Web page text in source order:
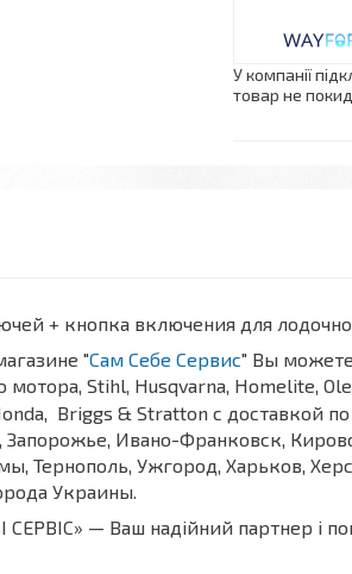
У компанії
товар не
+ кнопка включения для
"Сам Себе Сервис" Вы
мотора, Stihl, Husqvarna, Homelite,
Briggs & Stratton с доставкой
Ивано-Франковск,
Тернополь, Ужгород, Харьков,
Украины.
СЕРВІС» — Ваш надійний партнер і